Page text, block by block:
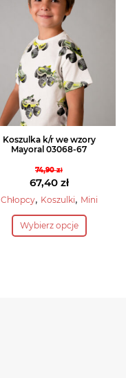
wariantów.
Opcje
można
wybrać
na
stronie
produktu
Koszulka k/r we wzory
Mayoral 03068-67
74,90zł
Pierwotna
cena
wynosiła:
74,90 zł.
67,40 zł
Aktualna
cena
wynosi:
Chłopcy, Koszulki, Mini
Wybierz opcje
Ten
produkt